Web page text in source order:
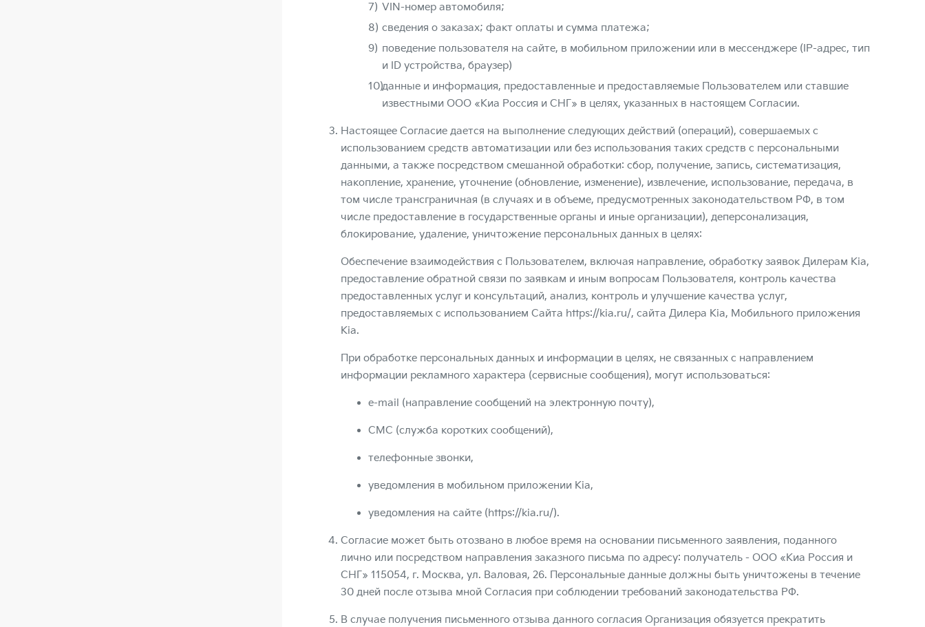
VIN-номер автомобиля;
сведения о заказах; факт оплаты и сумма платежа;
поведение пользователя на сайте, в мобильном приложении или в мессенджере (IP-адрес, тип
и ID устройства, браузер)
данные и информация, предоставленные и предоставляемые Пользователем или ставшие
известными ООО «Киа Россия и СНГ» в целях, указанных в настоящем Согласии.
Настоящее Согласие дается на выполнение следующих действий (операций), совершаемых с
использованием средств автоматизации или без использования таких средств с персональными
данными, а также посредством смешанной обработки: сбор, получение, запись, систематизация,
накопление, хранение, уточнение (обновление, изменение), извлечение, использование, передача, в
том числе трансграничная (в случаях и в объеме, предусмотренных законодательством РФ, в том
числе предоставление в государственные органы и иные организации), деперсонализация,
блокирование, удаление, уничтожение персональных данных в целях:
Обеспечение взаимодействия с Пользователем, включая направление, обработку заявок Дилерам Kia,
предоставление обратной связи по заявкам и иным вопросам Пользователя, контроль качества
предоставленных услуг и консультаций, анализ, контроль и улучшение качества услуг,
предоставляемых с использованием Сайта https://kia.ru/, сайта Дилера Kia, Мобильного приложения
Kia.
При обработке персональных данных и информации в целях, не связанных с направлением
информации рекламного характера (сервисные сообщения), могут использоваться:
e-mail (направление сообщений на электронную почту),
СМС (служба коротких сообщений),
телефонные звонки,
уведомления в мобильном приложении Kia,
уведомления на сайте (https://kia.ru/).
Согласие может быть отозвано в любое время на основании письменного заявления, поданного
лично или посредством направления заказного письма по адресу: получатель - ООО «Киа Россия и
СНГ» 115054, г. Москва, ул. Валовая, 26. Персональные данные должны быть уничтожены в течение
30 дней после отзыва мной Согласия при соблюдении требований законодательства РФ.
В случае получения письменного отзыва данного согласия Организация обязуется прекратить